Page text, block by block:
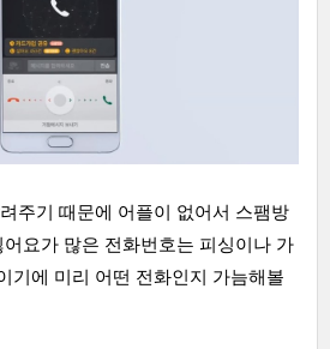
주기 때문에 어플이 없어서 스팸방
요가 많은 전화번호는 피싱이나 가
기에 미리 어떤 전화인지 가늠해볼